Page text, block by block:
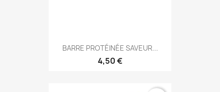
BARRE PROTÉINÉE SAVEUR...
4,50 €